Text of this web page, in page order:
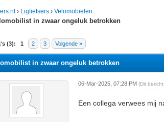
› Ligfietsers ›Velomobielen
in zwaar ongeluk betrokken
(3): 1 2 3 Volgende »
stemmen - gemiddelde waardering is 0
in zwaar ongeluk betrokken
06-Mar-2025, 07:28 PM(Dit
Een collega verwees mij